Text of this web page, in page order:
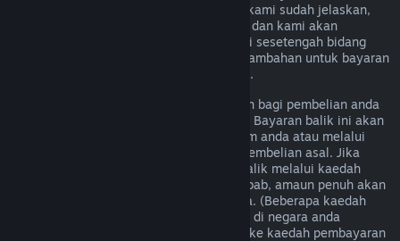
memenuhi peraturan bayaran balik yang kami sudah jelaskan,
anda masih boleh meminta bayaran balik dan kami akan
menyemak permintaan anda. Pengguna di sesetengah bidang
kuasa mungkin boleh mendapatkan hak tambahan untuk bayaran
balik sekiranya permainan tersebut rosak.
Anda akan menerima bayaran balik penuh bagi pembelian anda
dalam masa seminggu selepas kelulusan. Bayaran balik ini akan
dimasukkan ke dalam dana Dompet Steam anda atau melalui
kaedah pembayaran yang sama seperti pembelian asal. Jika
Steam tidak dapat memproses bayaran balik melalui kaedah
pembayaran awal anda atas sebarang sebab, amaun penuh akan
dikreditkan ke dalam Dompet Steam anda. (Beberapa kaedah
pembayaran yang tersedia melalui Steam di negara anda
mungkin tidak menyokong bayaran balik ke kaedah pembayaran